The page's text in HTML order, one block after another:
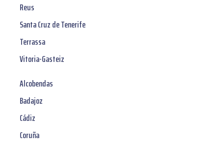
Reus
Santa Cruz de Tenerife
Terrassa
Vitoria-Gasteiz
Alcobendas
Badajoz
Cádiz
Coruña